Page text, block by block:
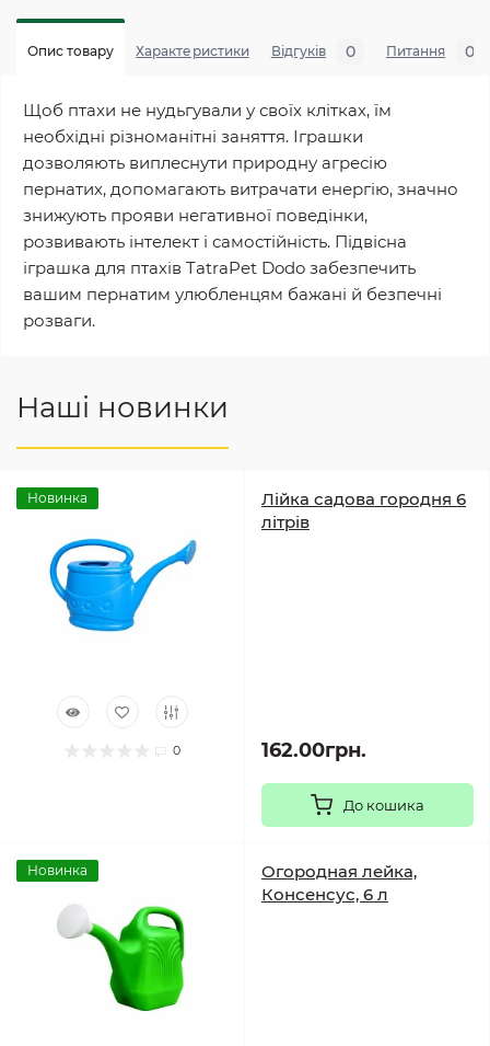
Опис товару Характеристики Відгуків 0 Питання 0
Щоб птахи не нудьгували у своїх клітках, їм
необхідні різноманітні заняття. Іграшки
дозволяють виплеснути природну агресію
пернатих, допомагають витрачати енергію, значно
знижують прояви негативної поведінки,
розвивають інтелект і самостійність. Підвісна
іграшка для птахів TatraPet Dodo забезпечить
вашим пернатим улюбленцям бажані й безпечні
розваги.
Наші новинки
Новинка
0
Лійка садова городня 6
літрів
162.00грн.
До кошика
Новинка
Огородная лейка,
Консенсус, 6 л